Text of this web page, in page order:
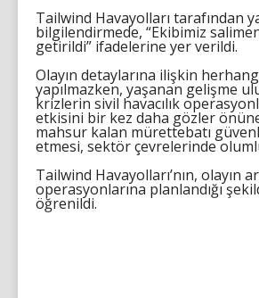
Tailwind Havayolları tarafından
bilgilendirmede, “Ekibimiz
getirildi” ifadelerine yer verildi.
Olayın detaylarına ilişkin
yapılmazken, yaşanan gelişme
krizlerin sivil havacılık
etkisini bir kez daha gözler
mahsur kalan mürettebatı
etmesi, sektör çevrelerinde
Tailwind Havayolları’nın, olayın
operasyonlarına planlandığı
öğrenildi.